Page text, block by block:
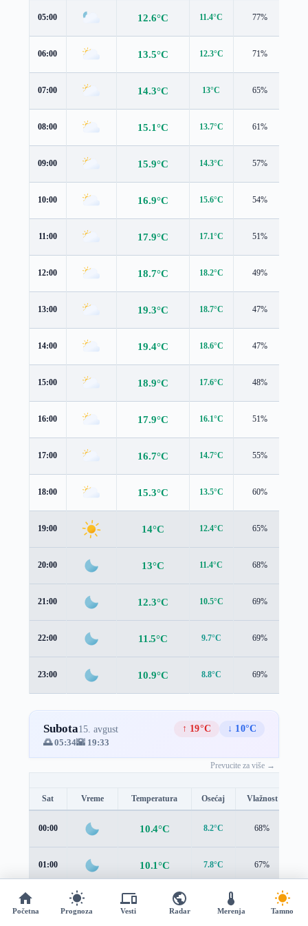
05:00 12.6°C 11.4°C 77%
06:00 13.5°C 12.3°C 71%
07:00 14.3°C 13°C 65%
08:00 15.1°C 13.7°C 61%
09:00 15.9°C 14.3°C 57%
10:00 16.9°C 15.6°C 54%
11:00 17.9°C 17.1°C 51%
12:00 18.7°C 18.2°C 49%
13:00 19.3°C 18.7°C 47%
14:00 19.4°C 18.6°C 47%
15:00 18.9°C 17.6°C 48%
16:00 17.9°C 16.1°C 51%
17:00 16.7°C 14.7°C 55%
18:00 15.3°C 13.5°C 60%
19:00 14°C 12.4°C 65%
20:00 13°C 11.4°C 68%
21:00 12.3°C 10.5°C 69%
22:00 11.5°C 9.7°C 69%
23:00 10.9°C 8.8°C 69%
Subota15. avgust ↑ 19°C
↓ 10°C
🌅 05:34🌇 19:33
Prevucite za više →
Sat Vreme Temperatura Osećaj Vlažnost
00:00 10.4°C 8.2°C 68%
01:00 10.1°C 7.8°C 67%
Početna Prognoza Vesti Radar Merenja Tamno